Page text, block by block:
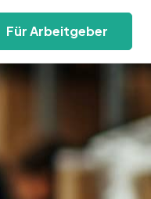
Für Arbeitgeber